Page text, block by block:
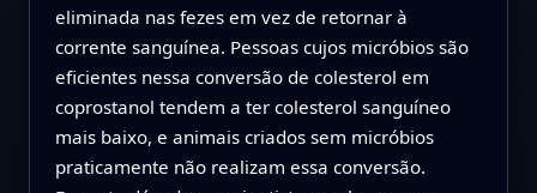
eliminada nas fezes em vez de retornar à
corrente sanguínea. Pessoas cujos micróbios são
eficientes nessa conversão de colesterol em
coprostanol tendem a ter colesterol sanguíneo
mais baixo, e animais criados sem micróbios
praticamente não realizam essa conversão.